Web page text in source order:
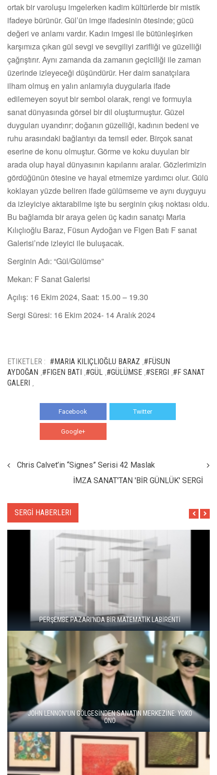
ortak bir varoluşu imgelerken kadim kültürlerde bir mistik
ifadeye bürünür. Gül’ün imge ifadesinin ötesinde; gücü
değeri ve anlamı vardır. Kadın imgesi ile bütünleşirken
karşımıza çıkan gül sevgi ve sevgiliyi zarifliği ve güzelliği
çağrıştırır. Aynı zamanda da zamanın geçiciliği ile zaman
üzerinde izleyeceği düşündürür. Her daim sanatçılara
ilham olmuş en yalın anlamıyla duygularla ifade
edilemeyen soyut bir sembol olarak, rengi ve formuyla
sanat dünyasında görsel bir dil oluşturmuştur. Güzel
duyguları uyandırır; doğanın güzelliği, kadının bedeni ve
ruhu arasındaki bağlantıyı da temsil eder. Birçok sanat
eserine de konu olmuştur. Görme ve koku duyuları bir
arada olup hayal dünyasının kapılarını aralar. Gözlerimizin
gördüğünün ötesine ve hayal etmemize yardımcı olur. Gülü
koklayan yüzde beliren ifade gülümseme ve aynı duyguyu
da izleyiciye aktarabilme işte bu serginin çıkış noktası oldu.
Bu bağlamda bir araya gelen üç kadın sanatçı Maria
Kılıçlıoğlu Baraz, Füsun Aydoğan ve Figen Batı F sanat
Galerisi’nde izleyici ile buluşacak.
Serginin Adı: “Gül/Gülümse”
Mekan: F Sanat Galerisi
Açılış: 16 Ekim 2024, Saat: 15.00 – 19.30
Sergi Süresi: 16 Ekim 2024- 14 Aralık 2024
ETIKETLER : #MARIA KILIÇLIOĞLU BARAZ #FÜSUN
AYDOĞAN #FIGEN BATI #GÜL #GÜLÜMSE #SERGI #F SANAT
GALERI
Facebook Twitter
Google+
Chris Calvet’in “Signes” Serisi 42 Maslak
İMZA SANAT'TAN 'BİR GÜNLÜK' SERGİ
SERGİ HABERLERI
"ŞEHRİ BİZ ÖĞRENMİYORUZ, TELEFONUMUZ ÖĞRENİYOR"
BALKANLAR'DAN ALÇITEPE'YE GÖÇÜN HİKAYESİ: "KÖK HALI"
SERGİSİ AÇILDI